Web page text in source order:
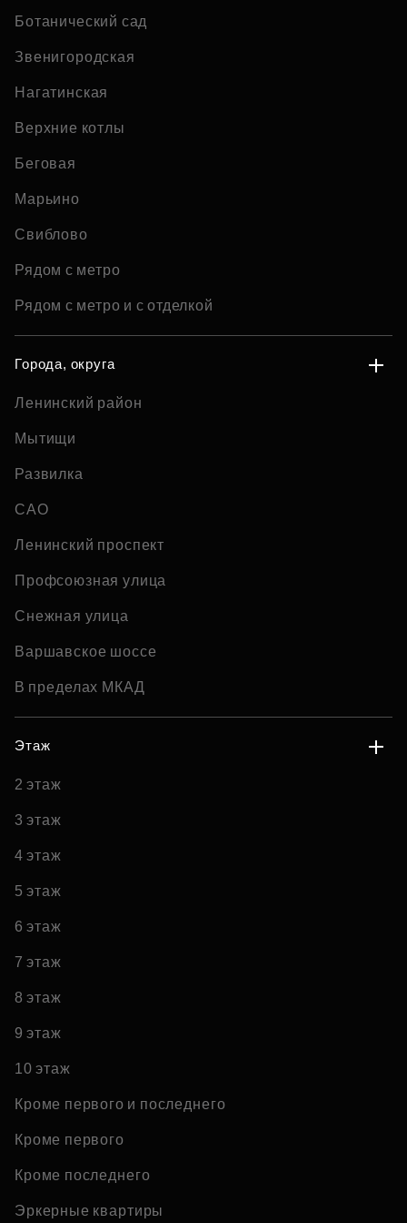
Ботанический сад
Звенигородская
Нагатинская
Верхние котлы
Беговая
Марьино
Свиблово
Рядом с метро
Рядом с метро и с отделкой
Города, округа
Ленинский район
Мытищи
Развилка
САО
Ленинский проспект
Профсоюзная улица
Снежная улица
Варшавское шоссе
В пределах МКАД
Этаж
2 этаж
3 этаж
4 этаж
5 этаж
6 этаж
7 этаж
8 этаж
9 этаж
10 этаж
Кроме первого и последнего
Кроме первого
Кроме последнего
Эркерные квартиры